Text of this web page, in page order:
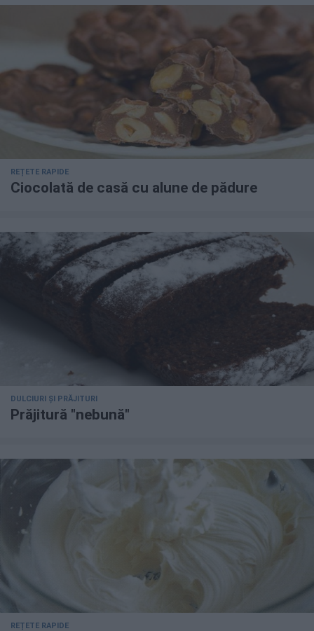
REȚETE RAPIDE
Ciocolată de casă cu alune de pădure
DULCIURI ȘI PRĂJITURI
Prăjitură "nebună"
REȚETE RAPIDE